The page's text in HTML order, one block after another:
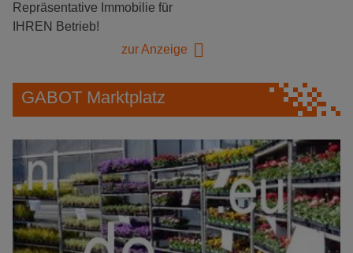
Repräsentative Immobilie für
IHREN Betrieb!
zur Anzeige
GABOT Marktplatz